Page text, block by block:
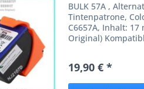
BULK 57A ,
Tintenpatrone,
C6657A, Inhalt: 17
Original)
WBT DeskJet 5100
5145 DeskJet 5150
19,90 € *